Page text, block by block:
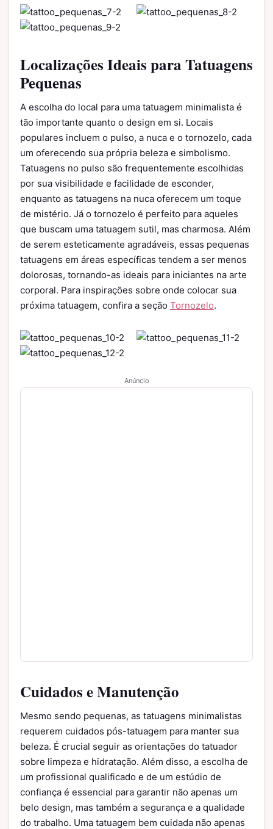
Localizações Ideais para Tatuagens
Pequenas
A escolha do local para uma tatuagem minimalista é
tão importante quanto o design em si. Locais
populares incluem o pulso, a nuca e o tornozelo, cada
um oferecendo sua própria beleza e simbolismo.
Tatuagens no pulso são frequentemente escolhidas
por sua visibilidade e facilidade de esconder,
enquanto as tatuagens na nuca oferecem um toque
de mistério. Já o tornozelo é perfeito para aqueles
que buscam uma tatuagem sutil, mas charmosa. Além
de serem esteticamente agradáveis, essas pequenas
tatuagens em áreas específicas tendem a ser menos
dolorosas, tornando-as ideais para iniciantes na arte
corporal. Para inspirações sobre onde colocar sua
próxima tatuagem, confira a seção Tornozelo.
Anúncio
Cuidados e Manutenção
Mesmo sendo pequenas, as tatuagens minimalistas
requerem cuidados pós-tatuagem para manter sua
beleza. É crucial seguir as orientações do tatuador
sobre limpeza e hidratação. Além disso, a escolha de
um profissional qualificado e de um estúdio de
confiança é essencial para garantir não apenas um
belo design, mas também a segurança e a qualidade
do trabalho. Uma tatuagem bem cuidada não apenas